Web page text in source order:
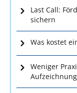
Last Call:
sichern
Was kostet
Weniger